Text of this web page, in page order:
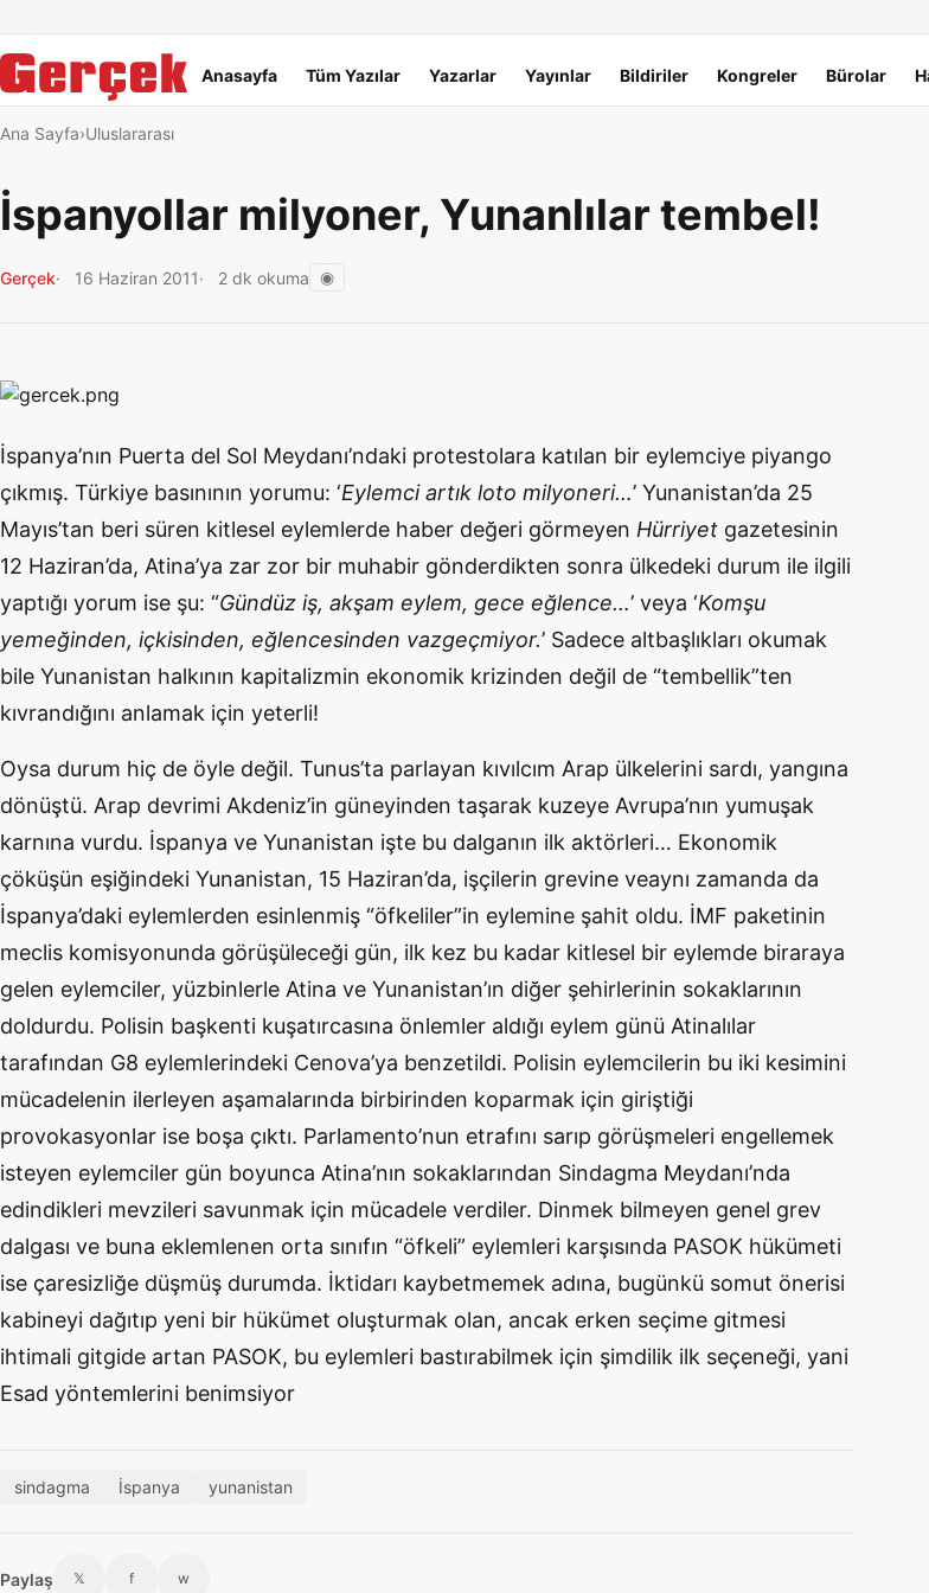
Ana menü
Anasayfa Tüm Yazılar Yazarlar Yayınlar Bildiriler Kongreler Bürolar
Ana Sayfa Uluslararası
İspanyollar milyoner, Yunanlılar tembel!
Gerçek 16 Haziran 2011 2 dk okuma ◉
İspanya’nın Puerta del Sol Meydanı’ndaki protestolara katılan bir eylemciye piyango
çıkmış. Türkiye basınının yorumu: ‘Eylemci artık loto milyoneri…’ Yunanistan’da 25
Mayıs’tan beri süren kitlesel eylemlerde haber değeri görmeyen Hürriyet gazetesinin
12 Haziran’da, Atina’ya zar zor bir muhabir gönderdikten sonra ülkedeki durum ile ilgili
yaptığı yorum ise şu: “Gündüz iş, akşam eylem, gece eğlence…’ veya ‘Komşu
yemeğinden, içkisinden, eğlencesinden vazgeçmiyor.’ Sadece altbaşlıkları okumak
bile Yunanistan halkının kapitalizmin ekonomik krizinden değil de “tembellik”ten
kıvrandığını anlamak için yeterli!
Oysa durum hiç de öyle değil. Tunus’ta parlayan kıvılcım Arap ülkelerini sardı, yangına
dönüştü. Arap devrimi Akdeniz’in güneyinden taşarak kuzeye Avrupa’nın yumuşak
karnına vurdu. İspanya ve Yunanistan işte bu dalganın ilk aktörleri… Ekonomik
çöküşün eşiğindeki Yunanistan, 15 Haziran’da, işçilerin grevine veaynı zamanda da
İspanya’daki eylemlerden esinlenmiş “öfkeliler”in eylemine şahit oldu. İMF paketinin
meclis komisyonunda görüşüleceği gün, ilk kez bu kadar kitlesel bir eylemde biraraya
gelen eylemciler, yüzbinlerle Atina ve Yunanistan’ın diğer şehirlerinin sokaklarının
doldurdu. Polisin başkenti kuşatırcasına önlemler aldığı eylem günü Atinalılar
tarafından G8 eylemlerindeki Cenova’ya benzetildi. Polisin eylemcilerin bu iki kesimini
mücadelenin ilerleyen aşamalarında birbirinden koparmak için giriştiği
provokasyonlar ise boşa çıktı. Parlamento’nun etrafını sarıp görüşmeleri engellemek
isteyen eylemciler gün boyunca Atina’nın sokaklarından Sindagma Meydanı’nda
edindikleri mevzileri savunmak için mücadele verdiler. Dinmek bilmeyen genel grev
dalgası ve buna eklemlenen orta sınıfın “öfkeli” eylemleri karşısında PASOK hükümeti
ise çaresizliğe düşmüş durumda. İktidarı kaybetmemek adına, bugünkü somut önerisi
kabineyi dağıtıp yeni bir hükümet oluşturmak olan, ancak erken seçime gitmesi
ihtimali gitgide artan PASOK, bu eylemleri bastırabilmek için şimdilik ilk seçeneği, yani
Esad yöntemlerini benimsiyor
sindagma İspanya yunanistan
Paylaş 𝕏 f w